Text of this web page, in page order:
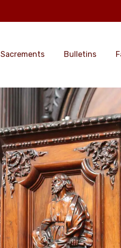
Sacrements Bulletins